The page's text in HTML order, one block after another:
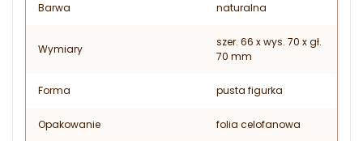
Barwa naturalna
Wymiary
szer. 66 x wys. 70 x gł.
70 mm
Forma pusta figurka
Opakowanie folia celofanowa